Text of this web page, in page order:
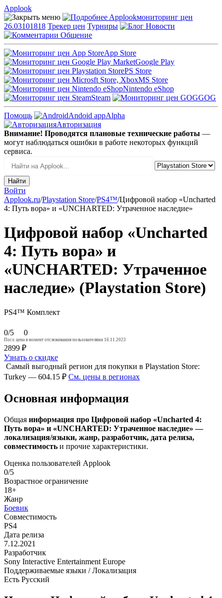
Applook
Applookмониторинг цен
26.03101818 Трекер цен Турниры
Новости
Общение
App Store
Google Play
PS Store
MS Store
Nintendo eShop
Steam
GOG
Помощь Andoid appAlpha
Авторизация
Внимание! Проводятся плановые технические работы —
могут наблюдаться ошибки в работе некоторых функций
сервиса.
Войти
Applook.ru/Playstation Store/PS4™/Цифровой набор «Uncharted
4: Путь вора» и «UNCHARTED: Утраченное наследие»
Цифровой набор «Uncharted
4: Путь вора» и
«UNCHARTED: Утраченное
наследие» (Playstation Store)
PS4™ Комплект
0/5 0
Посл. цена в момент отслеживания пользователями 16.11.2023
2899 ₽
Узнать о скидке
Самый выгодный регион для покупки в Playstation Store:
Turkey — 604.15 ₽ См. цены в регионах
Основная информация
Общая информация про Цифровой набор «Uncharted 4:
Путь вора» и «UNCHARTED: Утраченное наследие» —
локализация/языки, жанр, разработчик, дата релиза,
совместимость и прочие характеристики.
Оценка пользователей Applook
0/5
Возрастное ограничение
18+
Жанр
Боевик
Совместимость
PS4
Дата релиза
7.12.2021
Разработчик
Sony Interactive Entertainment Europe
Поддерживаемые языки / Локализация
Есть Русский